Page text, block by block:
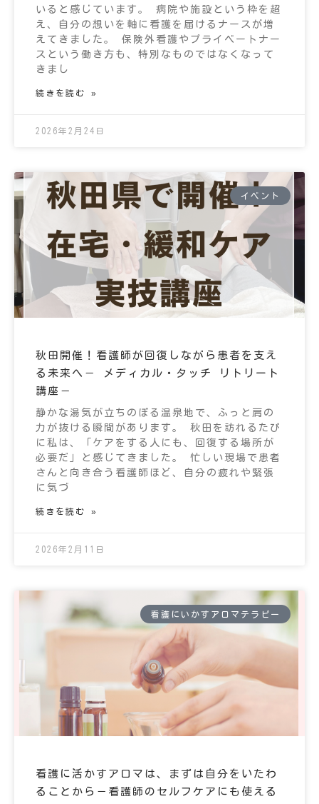
いると感じています。 病院や施設という枠を超
え、自分の想いを軸に看護を届けるナースが増
えてきました。 保険外看護やプライベートナー
スという働き方も、特別なものではなくなって
きまし
続きを読む »
2026年2月24日
イベント
秋田開催！看護師が回復しながら患者を支え
る未来へ－ メディカル・タッチ リトリート
講座－
静かな湯気が立ちのぼる温泉地で、ふっと肩の
力が抜ける瞬間があります。 秋田を訪れるたび
に私は、「ケアをする人にも、回復する場所が
必要だ」と感じてきました。 忙しい現場で患者
さんと向き合う看護師ほど、自分の疲れや緊張
に気づ
続きを読む »
2026年2月11日
看護にいかすアロマテラピー
看護に活かすアロマは、まずは自分をいたわ
ることから－看護師のセルフケアにも使える